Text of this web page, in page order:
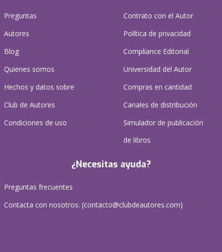
Preguntas
Autores
Blog
Quienes somos
Hechos y datos sobre
Club de Autores
Condiciones de uso
Contrato con el Autor
Política de privacidad
Compliance Editorial
Universidad del Autor
Compras en cantidad
Canales de distribución
Simulador de publicación
de libros
¿Necesitas ayuda?
Preguntas frecuentes
Contacta con nosotros: (contacto@clubdeautores.com)